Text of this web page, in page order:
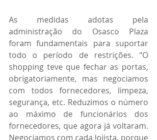
As medidas adotas pela
administração do Osasco Plaza
foram fundamentais para suportar
todo o período de restrições. “O
shopping teve que fechar as portas,
obrigatoriamente, mas negociamos
com todos fornecedores, limpeza,
segurança, etc. Reduzimos o número
ao máximo de funcionários dos
fornecedores, que agora já voltaram.
Negociamos com cada lojista, porque